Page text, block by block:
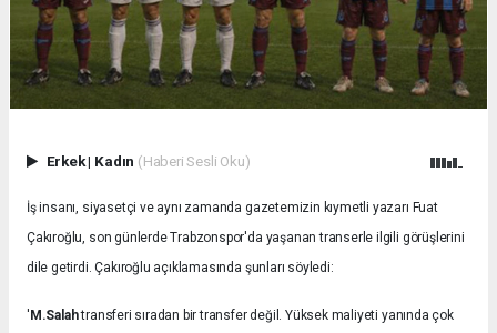
Erkek| Kadın (Haberi Sesli Oku)
İş insanı, siyasetçi ve aynı zamanda gazetemizin kıymetli yazarı Fuat
Çakıroğlu, son günlerde Trabzonspor'da yaşanan transerle ilgili görüşlerini
dile getirdi. Çakıroğlu açıklamasında şunları söyledi:
' M.Salahtransferi sıradan bir transfer değil. Yüksek maliyeti yanında çok